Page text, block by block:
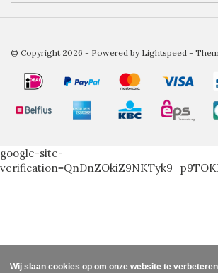
© Copyright 2026 - Powered by Lightspeed -
google-site-
Wij slaan cookies op om onze website te